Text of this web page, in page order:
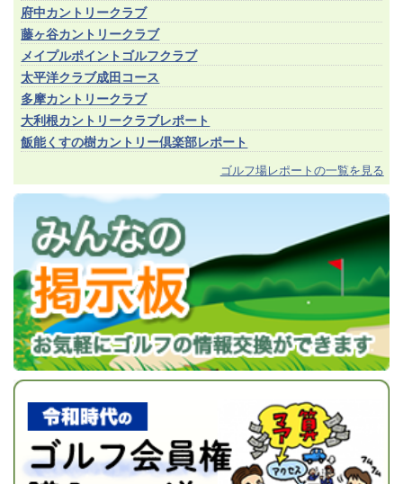
府中カントリークラブ
藤ヶ谷カントリークラブ
メイプルポイントゴルフクラブ
太平洋クラブ成田コース
多摩カントリークラブ
大利根カントリークラブレポート
飯能くすの樹カントリー倶楽部レポート
ゴルフ場レポートの一覧を見る